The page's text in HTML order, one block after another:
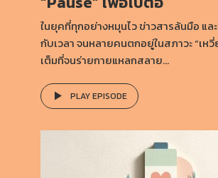
ในยุคที่ทุกอย่างหมุนไว ข่าวสารล้นมือ แล
กับเวลา จนหลายคนตกอยู่ในสภาวะ “เห
เต็มที่จนร่ายกายแหลกสลาย...
PLAY EPISODE